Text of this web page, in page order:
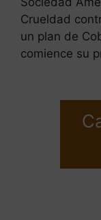
Crueldad
un plan de
comience su